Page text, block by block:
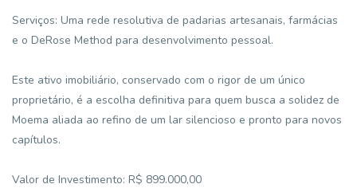
Serviços: Uma rede resolutiva de padarias artesanais, farmácias
e o DeRose Method para desenvolvimento pessoal.
Este ativo imobiliário, conservado com o rigor de um único
proprietário, é a escolha definitiva para quem busca a solidez de
Moema aliada ao refino de um lar silencioso e pronto para novos
capítulos.
Valor de Investimento: R$ 899.000,00